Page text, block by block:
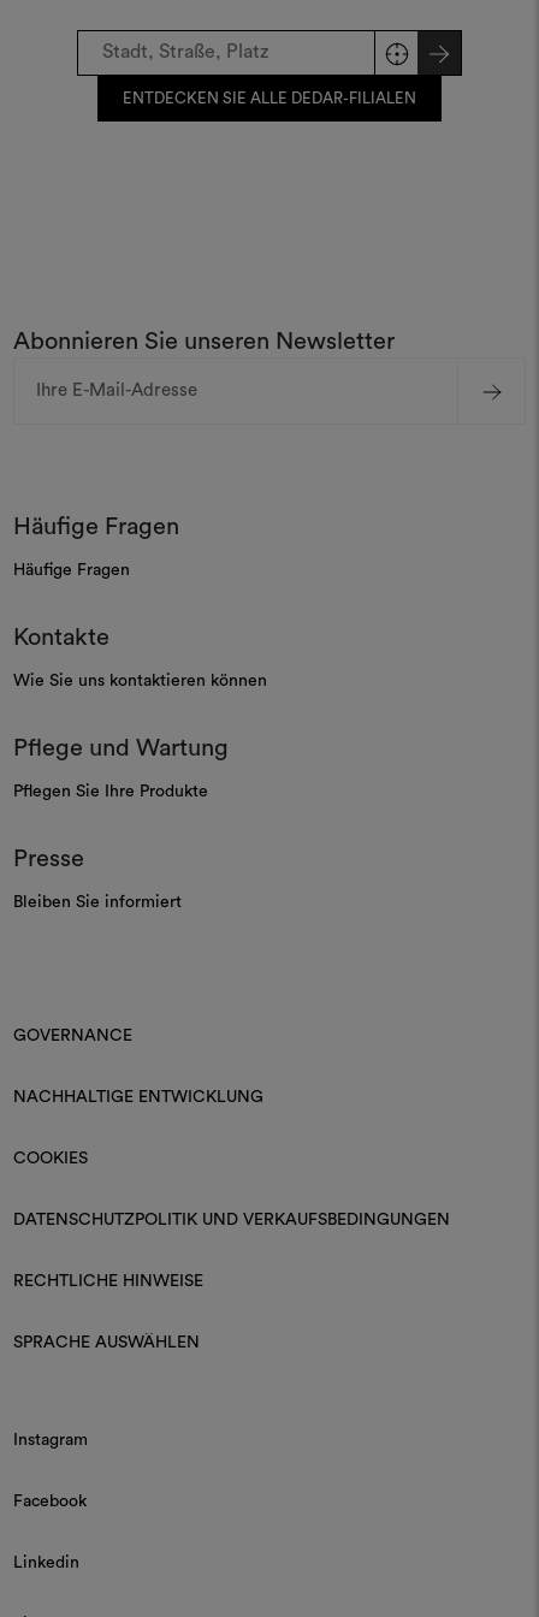
ENTDECKEN SIE ALLE DEDAR-FILIALEN
Abonnieren Sie unseren Newsletter
Mail-
Häufige Fragen
Häufige Fragen
Kontakte
Wie Sie uns kontaktieren können
Pflege und Wartung
Pflegen Sie Ihre Produkte
Presse
Bleiben Sie informiert
GOVERNANCE
NACHHALTIGE ENTWICKLUNG
COOKIES
DATENSCHUTZPOLITIK UND VERKAUFSBEDINGUNGEN
RECHTLICHE HINWEISE
SPRACHE AUSWÄHLEN
Instagram
Facebook
Linkedin